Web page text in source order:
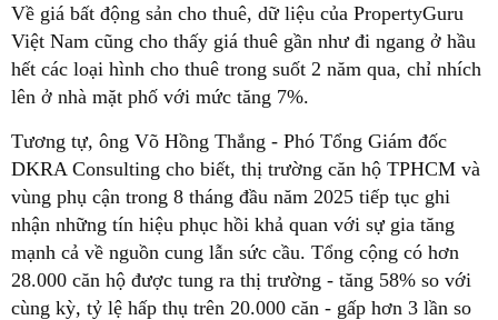
Về giá bất động sản cho thuê, dữ liệu của PropertyGuru
Việt Nam cũng cho thấy giá thuê gần như đi ngang ở hầu
hết các loại hình cho thuê trong suốt 2 năm qua, chỉ nhích
lên ở nhà mặt phố với mức tăng 7%.
Tương tự, ông Võ Hồng Thắng - Phó Tổng Giám đốc
DKRA Consulting cho biết, thị trường căn hộ TPHCM và
vùng phụ cận trong 8 tháng đầu năm 2025 tiếp tục ghi
nhận những tín hiệu phục hồi khả quan với sự gia tăng
mạnh cả về nguồn cung lẫn sức cầu. Tổng cộng có hơn
28.000 căn hộ được tung ra thị trường - tăng 58% so với
cùng kỳ, tỷ lệ hấp thụ trên 20.000 căn - gấp hơn 3 lần so